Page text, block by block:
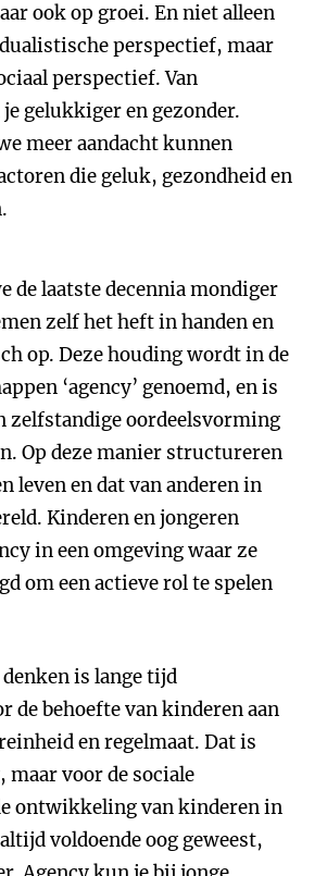
ook op groei. En niet alleen
perspectief, maar
perspectief. Van
gelukkiger en gezonder.
meer aandacht kunnen
die geluk, gezondheid en
de laatste decennia mondiger
zelf het heft in handen en
op. Deze houding wordt in de
‘agency’ genoemd, en is
zelfstandige oordeelsvorming
Op deze manier structureren
leven en dat van anderen in
Kinderen en jongeren
in een omgeving waar ze
om een actieve rol te spelen
is lange tijd
de behoefte van kinderen aan
en regelmaat. Dat is
maar voor de sociale
ontwikkeling van kinderen in
voldoende oog geweest,